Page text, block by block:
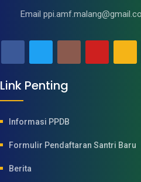
Email
Link Penting
Informasi PPDB
Formulir Pendaftaran Santri Baru
Berita